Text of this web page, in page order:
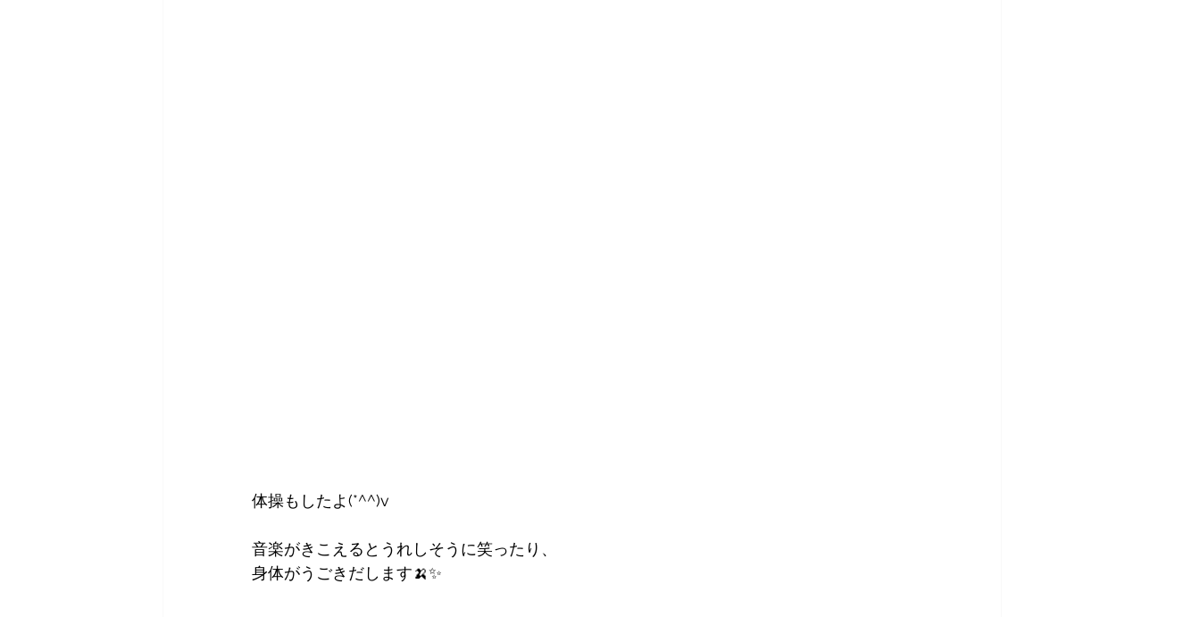
体操もしたよ(*^^)v
音楽がきこえるとうれしそうに笑ったり、
身体がうごきだします🍌✨